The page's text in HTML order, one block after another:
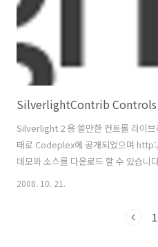
SilverlightContrib Controls
Silverlight 2 용 쓸만한 컨트롤 라이
태로 Codeplex에 공개되었으며
데모와 소스를 다운로드 할 수 있습니
트롤과 8개의 라이브러리가 포함되어
는 것도 가능합니다. - Gauge
2008. 10. 21.
1